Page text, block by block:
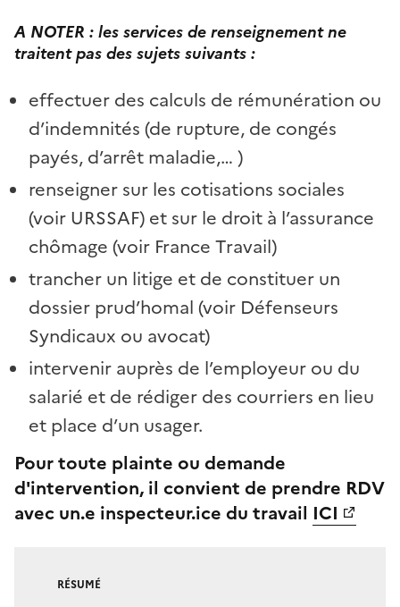
A NOTER : les services de renseignement ne
traitent pas des sujets suivants :
effectuer des calculs de rémunération ou
d’indemnités (de rupture, de congés
payés, d’arrêt maladie,… )
renseigner sur les cotisations sociales
(voir URSSAF) et sur le droit à l’assurance
chômage (voir France Travail)
trancher un litige et de constituer un
dossier prud’homal (voir Défenseurs
Syndicaux ou avocat)
intervenir auprès de l’employeur ou du
salarié et de rédiger des courriers en lieu
et place d’un usager.
Pour toute plainte ou demande
d'intervention, il convient de prendre RDV
avec un.e inspecteur.ice du travail ICI
RÉSUMÉ